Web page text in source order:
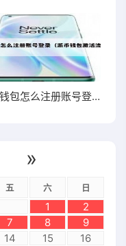
派币钱包怎么注册账号登录（派币钱包激活流程）
»
五 六 日
1
2
7 8
9
14 15
16